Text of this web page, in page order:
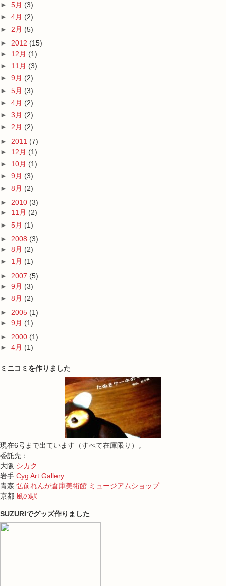
► 5月 (3)
► 4月 (2)
► 2月 (5)
► 2012 (15)
► 12月 (1)
► 11月 (3)
► 9月 (2)
► 5月 (3)
► 4月 (2)
► 3月 (2)
► 2月 (2)
► 2011 (7)
► 12月 (1)
► 10月 (1)
► 9月 (3)
► 8月 (2)
► 2010 (3)
► 11月 (2)
► 5月 (1)
► 2008 (3)
► 8月 (2)
► 1月 (1)
► 2007 (5)
► 9月 (3)
► 8月 (2)
► 2005 (1)
► 9月 (1)
► 2000 (1)
► 4月 (1)
ミニコミを作りました
現在6号まで出ています（すべて在庫限り）。
委託先：
大阪 シカク
岩手 Cyg Art Gallery
青森 弘前れんが倉庫美術館 ミュージアムショップ
京都 風の駅
SUZURIでグッズ作りました